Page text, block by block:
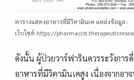
ตารางแสดงอาหารที่มีวิตามินเค แหล่งข้อมูล :
เว็บไซต์ https://
ดังนั้น ผู้ป่วยวาร์ฟารินควรระวังการ
อาหารที่มีวิตามินเคสูง เนื่องจากอา